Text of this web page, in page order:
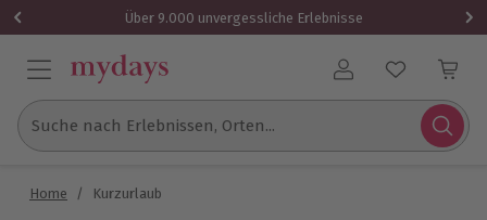
Über 9.000 unvergessliche Erlebnisse
Benutzerkonto
Suche nach Erlebnissen, Orten...
Home / Kurzurlaub